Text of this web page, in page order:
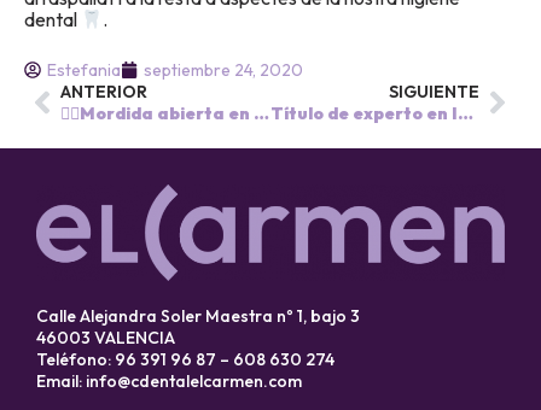
dental
.
Estefania
septiembre 24, 2020
ANTERIOR
👉🏽Mordida abierta en niños 🧒🏾 👧🏼.
SIGUIENTE
Título de experto en Implantología oral Avanzada.
Calle Alejandra Soler Maestra nº 1, bajo 3
46003 VALENCIA
Teléfono: 96 391 96 87 – 608 630 274
Email: info@cdentalelcarmen.com